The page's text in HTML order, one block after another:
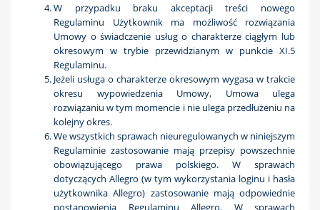
W przypadku braku akceptacji treści nowego
Regulaminu Użytkownik ma możliwość rozwiązania
Umowy o świadczenie usług o charakterze ciągłym lub
okresowym w trybie przewidzianym w punkcie XI.5
Regulaminu.
Jeżeli usługa o charakterze okresowym wygasa w trakcie
okresu wypowiedzenia Umowy, Umowa ulega
rozwiązaniu w tym momencie i nie ulega przedłużeniu na
kolejny okres.
We wszystkich sprawach nieuregulowanych w niniejszym
Regulaminie zastosowanie mają przepisy powszechnie
obowiązującego prawa polskiego. W sprawach
dotyczących Allegro (w tym wykorzystania loginu i hasła
użytkownika Allegro) zastosowanie mają odpowiednie
postanowienia Regulaminu Allegro. W sprawach